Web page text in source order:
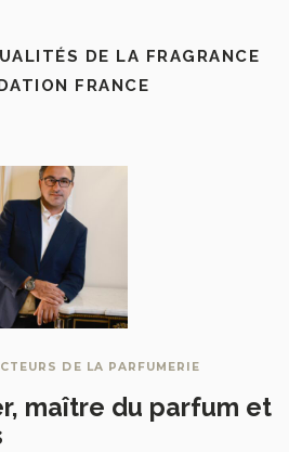
DE LA FRAGRANCE
FRANCE
DE LA PARFUMERIE
maître du parfum et